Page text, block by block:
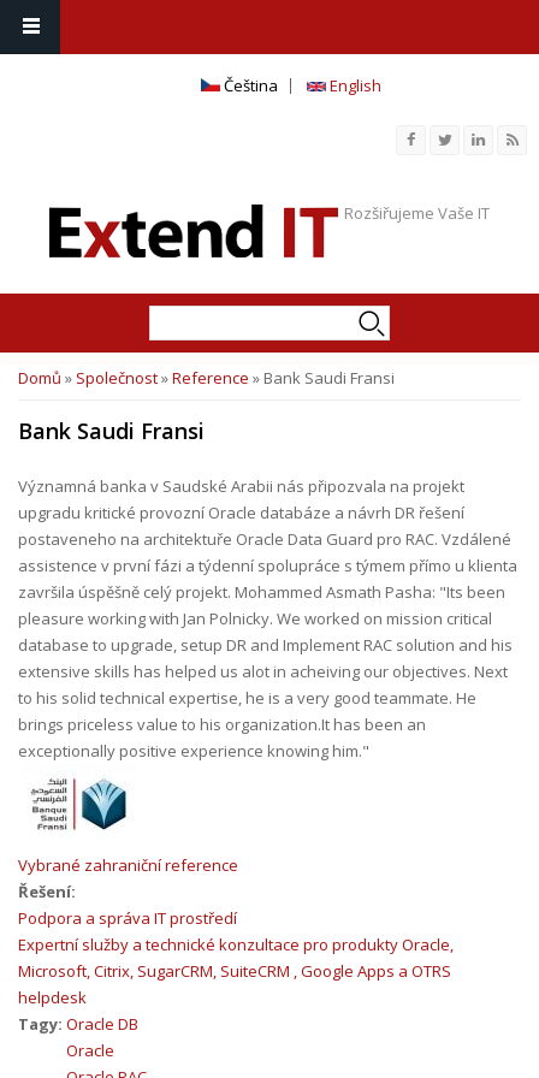
Čeština English
Rozšiřujeme Vaše IT
Jste zde
Domů » Společnost»Reference » Bank Saudi Fransi
Bank Saudi Fransi
Významná banka v Saudské Arabii nás připozvala na projekt
upgradu kritické provozní Oracle databáze a návrh DR řešení
postaveneho na architektuře Oracle Data Guard pro RAC. Vzdálené
assistence v první fázi a týdenní spolupráce s týmem přímo u klienta
završila úspěšně celý projekt. Mohammed Asmath Pasha: "Its been
pleasure working with Jan Polnicky. We worked on mission critical
database to upgrade, setup DR and Implement RAC solution and his
extensive skills has helped us alot in acheiving our objectives. Next
to his solid technical expertise, he is a very good teammate. He
brings priceless value to his organization.It has been an
exceptionally positive experience knowing him."
Vybrané zahraniční reference
Řešení:
Podpora a správa IT prostředí
Expertní služby a technické konzultace pro produkty Oracle,
Microsoft, Citrix, SugarCRM, SuiteCRM , Google Apps a OTRS
helpdesk
Tagy: Oracle DB
Oracle